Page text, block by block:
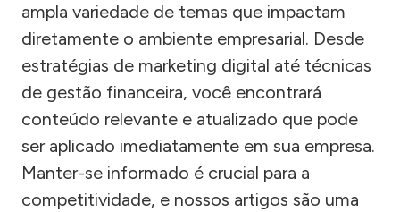
ampla variedade de temas que impactam
diretamente o ambiente empresarial. Desde
estratégias de marketing digital até técnicas
de gestão financeira, você encontrará
conteúdo relevante e atualizado que pode
ser aplicado imediatamente em sua empresa.
Manter-se informado é crucial para a
competitividade, e nossos artigos são uma